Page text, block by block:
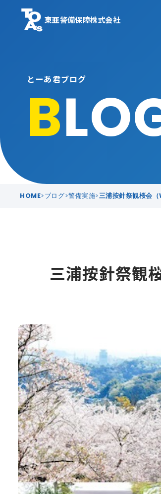
東亜警備保障株式会社
とーあ君ブログ
B
HOME ブログ 警備実施 三浦按針祭観桜
三浦按針祭